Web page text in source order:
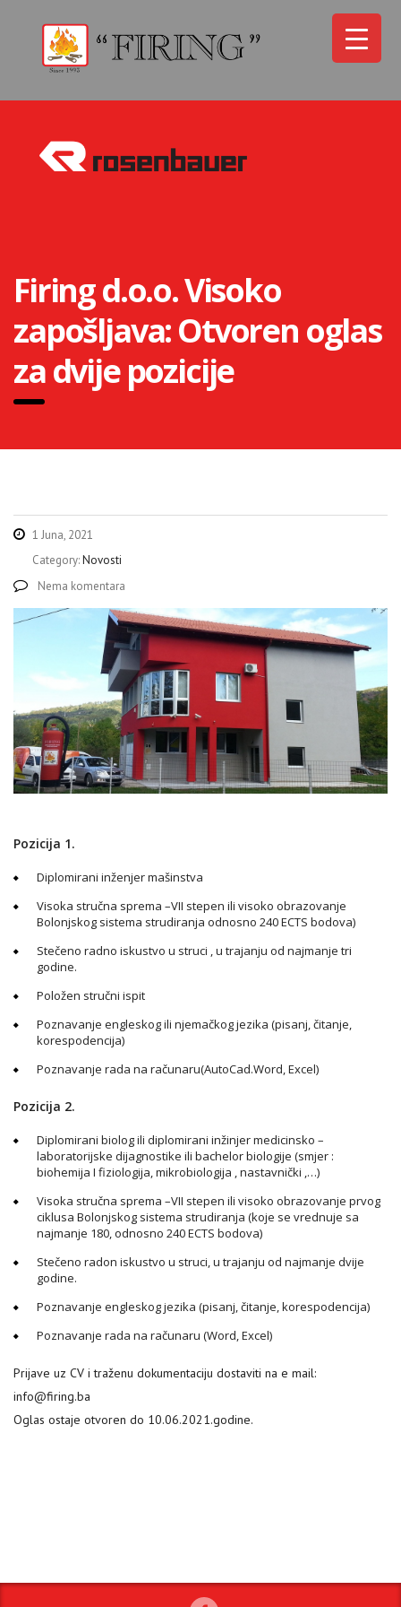
Firing d.o.o. Visoko
zapošljava: Otvoren oglas
za dvije pozicije
1 Juna, 2021
Category:Novosti
Nema komentara
Pozicija 1.
Diplomirani inženjer mašinstva
Visoka stručna sprema –VII stepen ili visoko obrazovanje
Bolonjskog sistema strudiranja odnosno 240 ECTS bodova)
Stečeno radno iskustvo u struci , u trajanju od najmanje tri
godine.
Položen stručni ispit
Poznavanje engleskog ili njemačkog jezika (pisanj, čitanje,
korespodencija)
Poznavanje rada na računaru(AutoCad.Word, Excel)
Pozicija 2.
Diplomirani biolog ili diplomirani inžinjer medicinsko –
laboratorijske dijagnostike ili bachelor biologije (smjer :
biohemija I fiziologija, mikrobiologija , nastavnički ,…)
Visoka stručna sprema –VII stepen ili visoko obrazovanje prvog
ciklusa Bolonjskog sistema strudiranja (koje se vrednuje sa
najmanje 180, odnosno 240 ECTS bodova)
Stečeno radon iskustvo u struci, u trajanju od najmanje dvije
godine.
Poznavanje engleskog jezika (pisanj, čitanje, korespodencija)
Poznavanje rada na računaru (Word, Excel)
Prijave uz CV i traženu dokumentaciju dostaviti na e mail:
info@firing.ba
Oglas ostaje otvoren do 10.06.2021.godine.